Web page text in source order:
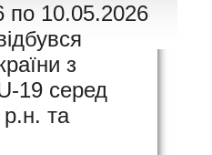
по 10.05.2026
з
19 серед
та